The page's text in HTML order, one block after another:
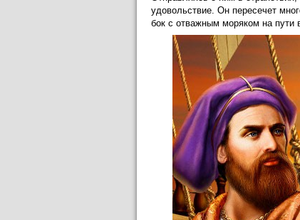
удовольствие. Он пересечет
бок с отважным моряком на пути